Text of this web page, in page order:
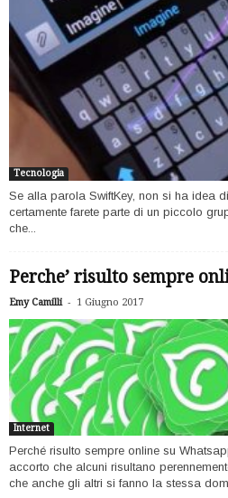
Tecnologia
Se alla parola SwiftKey, non si ha idea
certamente farete parte di un piccolo
che...
Perche’ risulto sempre
Emy Camilli - 1 Giugno 2017
Internet
Perché risulto sempre online su
accorto che alcuni risultano
che anche gli altri si fanno la stessa